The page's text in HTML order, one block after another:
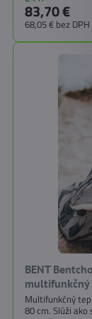
83,70 €
68,05 € bez DPH
BENT
multifunkčný
Multifunkčný
80 cm. Slúži